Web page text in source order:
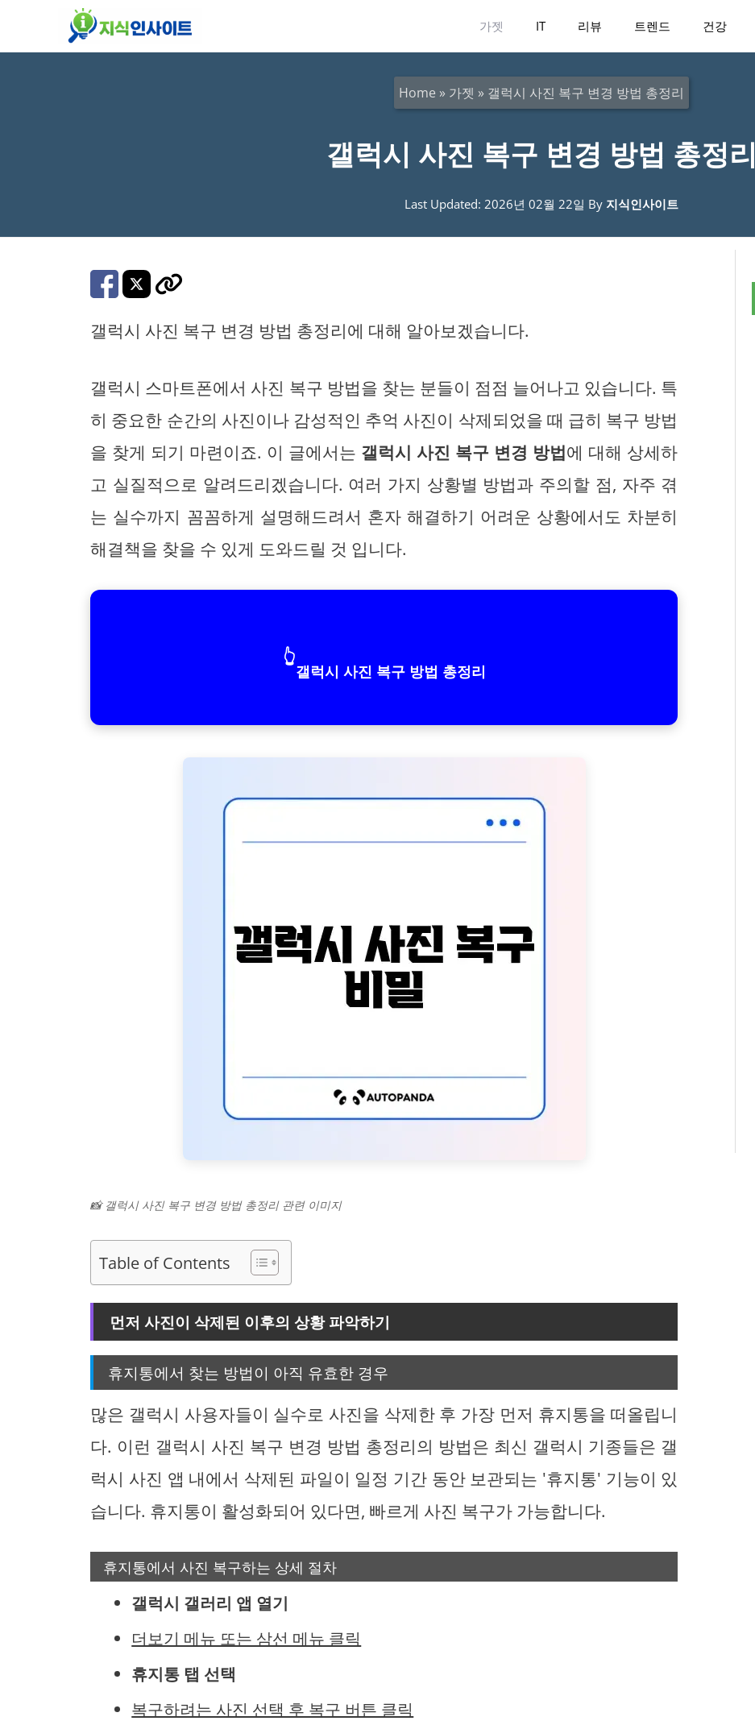
가젯 IT 리뷰 트렌드 건강
Home » 가젯 » 갤럭시 사진 복구 변경 방법 총정리
갤럭시 사진 복구 변경 방법 총정리
Last Updated: 2026년 02월 22일 By 지식인사이트
갤럭시 사진 복구 변경 방법 총정리에 대해 알아보겠습니다.
갤럭시 스마트폰에서 사진 복구 방법을 찾는 분들이 점점 늘어나고 있습니다. 특
히 중요한 순간의 사진이나 감성적인 추억 사진이 삭제되었을 때 급히 복구 방법
을 찾게 되기 마련이죠. 이 글에서는 갤럭시 사진 복구 변경 방법에 대해 상세하
고 실질적으로 알려드리겠습니다. 여러 가지 상황별 방법과 주의할 점, 자주 겪
는 실수까지 꼼꼼하게 설명해드려서 혼자 해결하기 어려운 상황에서도 차분히
해결책을 찾을 수 있게 도와드릴 것 입니다.
👆
갤럭시 사진 복구 방법 총정리
📸 갤럭시 사진 복구 변경 방법 총정리 관련 이미지
Table of Contents
먼저 사진이 삭제된 이후의 상황 파악하기
휴지통에서 찾는 방법이 아직 유효한 경우
많은 갤럭시 사용자들이 실수로 사진을 삭제한 후 가장 먼저 휴지통을 떠올립니
다. 이런 갤럭시 사진 복구 변경 방법 총정리의 방법은 최신 갤럭시 기종들은 갤
럭시 사진 앱 내에서 삭제된 파일이 일정 기간 동안 보관되는 '휴지통' 기능이 있
습니다. 휴지통이 활성화되어 있다면, 빠르게 사진 복구가 가능합니다.
휴지통에서 사진 복구하는 상세 절차
갤럭시 갤러리 앱 열기
더보기 메뉴 또는 삼선 메뉴 클릭
휴지통 탭 선택
복구하려는 사진 선택 후 복구 버튼 클릭